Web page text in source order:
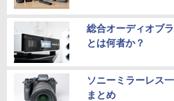
総合オーディオブ
とは何者か？
ソニーミラーレス
まとめ